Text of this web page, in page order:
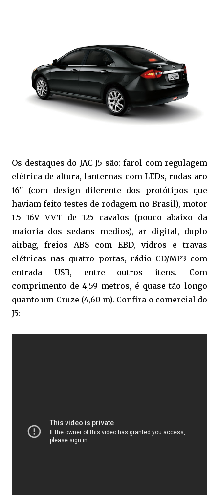
Os destaques do JAC J5 são: farol com regulagem
elétrica de altura, lanternas com LEDs, rodas aro
16'' (com design diferente dos protótipos que
haviam feito testes de rodagem no Brasil), motor
1.5 16V VVT de 125 cavalos (pouco abaixo da
maioria dos sedans medios), ar digital, duplo
airbag, freios ABS com EBD, vidros e travas
elétricas nas quatro portas, rádio CD/MP3 com
entrada USB, entre outros itens. Com
comprimento de 4,59 metros, é quase tão longo
quanto um Cruze (4,60 m). Confira o comercial do
J5: